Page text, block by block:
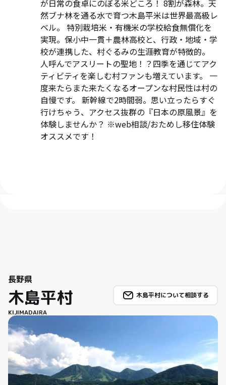
が日常の食卓にのぼる米どころ！ 8割が森林。天
然ブナ林を通る水で育つ木島平米は世界最高級レ
ベル。 特別栽培米・有機米の学校給食無償化を
実現。保小中一貫＋農林高校と、行政・地域・学
校が連携した、村ぐるみの生涯教育が特徴的。
人呼んでアスリートの聖地！？四季を通じてアク
ティビティを楽しむ村ファンも増えています。 一
度来たらまた来たくなるオープンな村民性は村の
自慢です。 新幹線で2時間弱。思い立ったらすぐ
行けちゃう、アクセス抜群の『日本の原風景』を
体験しませんか？ ※web相談/おためし移住体験
オススメです！
長野県
木島平村
KIJIMADAIRA
木島平村について相談する